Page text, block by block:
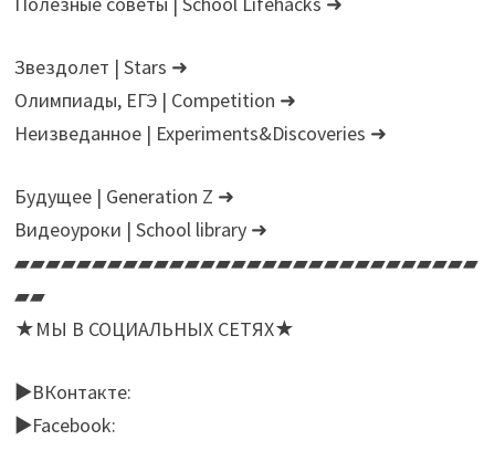
Звездолет | Stars ➜
Олимпиады, ЕГЭ | Сompetition ➜
Неизведанное | Experiments&Discoveries ➜
Будущее | Generation Z ➜
Видеоуроки | School library ➜
▰▰▰▰▰▰▰▰▰▰▰▰▰▰▰▰▰▰▰▰▰▰▰▰▰▰▰▰▰▰
▰▰
★МЫ В СОЦИАЛЬНЫХ СЕТЯХ★
►ВКонтакте:
►Facebook: